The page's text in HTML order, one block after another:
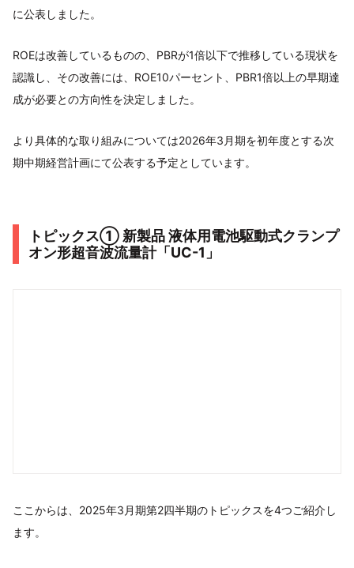
に公表しました。
ROEは改善しているものの、PBRが1倍以下で推移している現状を
認識し、その改善には、ROE10パーセント、PBR1倍以上の早期達
成が必要との方向性を決定しました。
より具体的な取り組みについては2026年3月期を初年度とする次
期中期経営計画にて公表する予定としています。
トピックス① 新製品 液体用電池駆動式クランプ
オン形超音波流量計「UC-1」
ここからは、2025年3月期第2四半期のトピックスを4つご紹介し
ます。